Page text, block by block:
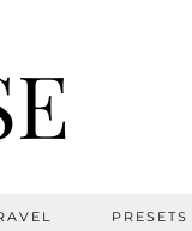
PRESETS